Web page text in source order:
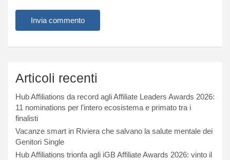
Articoli recenti
Hub Affiliations da record agli Affiliate Leaders Awards 2026:
11 nominations per l’intero ecosistema e primato tra i
finalisti
Vacanze smart in Riviera che salvano la salute mentale dei
Genitori Single
Hub Affiliations trionfa agli iGB Affiliate Awards 2026: vinto il